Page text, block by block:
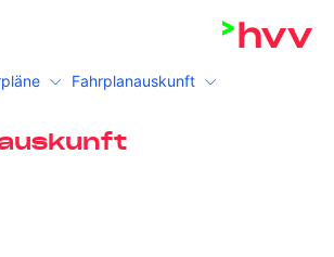
Fahrplanauskunft